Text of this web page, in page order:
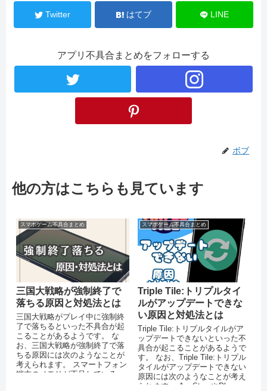
Twitter はてブ LINE
アプリ不具合まとめをフォローする
ボブ
他の方はこちらも見ています
スマホゲーム不具合まとめ
三国大戦略が強制終了で
落ちる原因と対処法とは
三国大戦略がプレイ中に強制終
了で落ちるといった不具合が起
こることがあるようです。 な
お、三国大戦略が強制終了で落
ちる原因には次のようなことが
考えられます。 スマートフォン
端末のメモリが不足している
スマホゲーム不具合まとめ
Triple Tile:トリプルタイ
ルがアップデートできな
い原因と対処法とは
Triple Tile:トリプルタイルがア
ップデートできないといった不
具合が起こることがあるようで
す。 なお、Triple Tile:トリプル
タイルがアップデートできない
原因には次のようなことが考え
られます。 AppStoreやPlay...